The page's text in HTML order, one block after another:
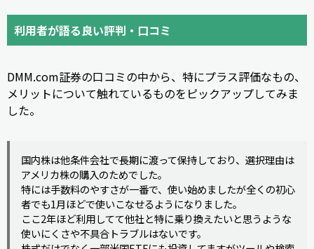
利用者が語る良い評判・口コミ
DMM.com証券の口コミの中から、特にプラス評価なもの、
メリットについて触れているものをピックアップしてみま
した。
国内株は他条件会社で長期に渡って保持しており、選択理由は
アメリカ株の購入のためでした。
特には手数料のやすさが一番で、使い始めましたが全くの初心
者でも1月ほどで使いこなせるようになりました。
ここ2年ほど利用してて他社と特に乗り換えたいと思うような
使いにくさや不具合トラブルはないです。